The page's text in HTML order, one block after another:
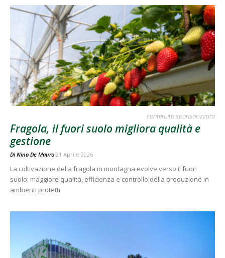
contenuto sponsorizzato
Fragola, il fuori suolo migliora qualità e
gestione
Di Nino De Mauro 21 Aprile 2026
La coltivazione della fragola in montagna evolve verso il fuori
suolo: maggiore qualità, efficienza e controllo della produzione in
ambienti protetti